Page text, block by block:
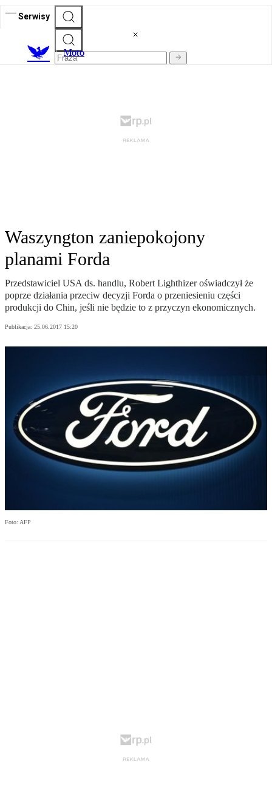
Serwisy
Moto
Waszyngton zaniepokojony
planami Forda
Przedstawiciel USA ds. handlu, Robert Lighthizer oświadczył że
poprze działania przeciw decyzji Forda o przeniesieniu części
produkcji do Chin, jeśli nie będzie to z przyczyn ekonomicznych.
Publikacja: 25.06.2017 15:20
Foto: AFP